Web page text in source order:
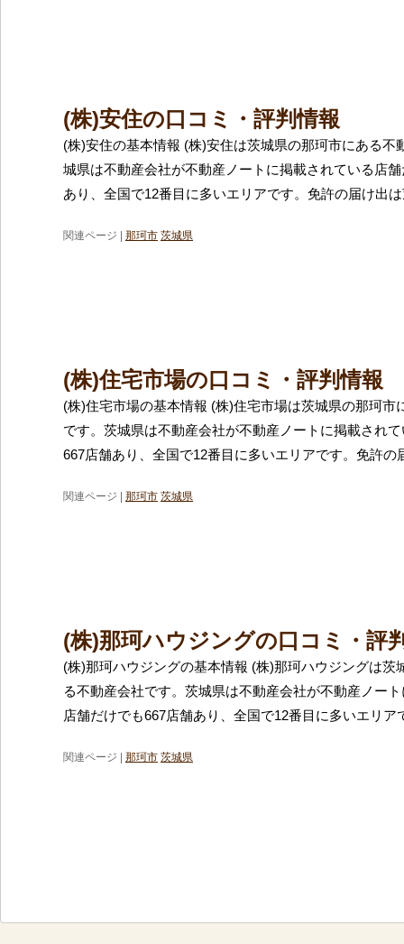
(株)安住の口コミ・評判情報
(株)安住の基本情報 (株)安住は茨城県の那珂市にある不
城県は不動産会社が不動産ノートに掲載されている店
あり、全国で12番目に多いエリアです。免許の届け出
関連ページ | 那珂市 茨城県
(株)住宅市場の口コミ・評判情報
(株)住宅市場の基本情報 (株)住宅市場は茨城県の那珂市
です。茨城県は不動産会社が不動産ノートに掲載され
667店舗あり、全国で12番目に多いエリアです。免許の
関連ページ | 那珂市 茨城県
(株)那珂ハウジングの口コミ・評
(株)那珂ハウジングの基本情報 (株)那珂ハウジングは茨
る不動産会社です。茨城県は不動産会社が不動産ノー
店舗だけでも667店舗あり、全国で12番目に多いエリア
関連ページ | 那珂市 茨城県